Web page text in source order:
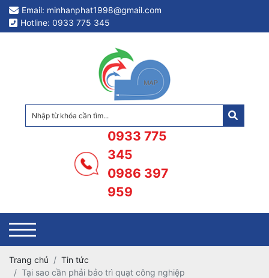
Email: minhanphat1998@gmail.com
Hotline: 0933 775 345
0933 775
345
0986 397
959
Trang chủ
Tin tức
Tại sao cần phải bảo trì quạt công nghiệp